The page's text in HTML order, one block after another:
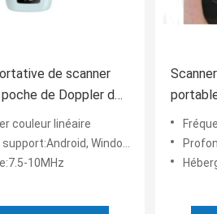
de scanner
de Doppler de
thyroïde de sein de
couleur linéaire
Windows, iOS
10MHz